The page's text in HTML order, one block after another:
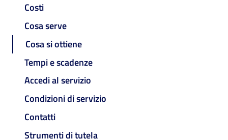
Costi
Cosa serve
Cosa si ottiene
Tempi e scadenze
Accedi al servizio
Condizioni di servizio
Contatti
Strumenti di tutela